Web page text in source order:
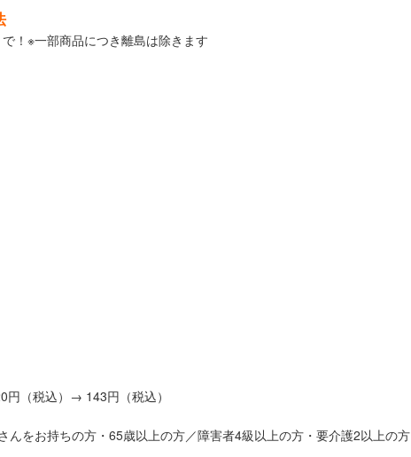
！※一部商品につき離島は除きます
（税込）→ 143円（税込）
んをお持ちの方・65歳以上の方／障害者4級以上の方・要介護2以上の方